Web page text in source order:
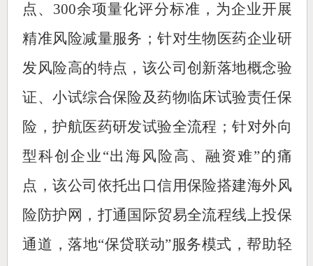
点、300余项量化评分标准，为企业开展
精准风险减量服务；针对生物医药企业研
发风险高的特点，该公司创新落地概念验
证、小试综合保险及药物临床试验责任保
险，护航医药研发试验全流程；针对外向
型科创企业“出海风险高、融资难”的痛
点，该公司依托出口信用保险搭建海外风
险防护网，打通国际贸易全流程线上投保
通道，落地“保贷联动”服务模式，帮助轻